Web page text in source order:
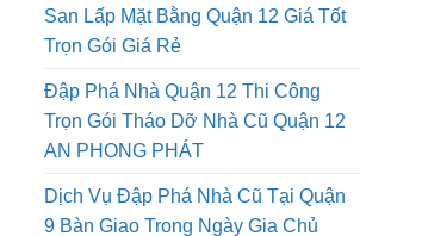
Giá Tốt Yêu Theo Yêu Cầu. Khác
Hàng
San Lấp Mặt Bằng Quận 12 Giá Tốt
Trọn Gói Giá Rẻ
Đập Phá Nhà Quận 12 Thi Công
Trọn Gói Tháo Dỡ Nhà Cũ Quận 12
AN PHONG PHÁT